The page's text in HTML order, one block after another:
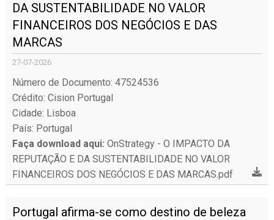
DA SUSTENTABILIDADE NO VALOR
FINANCEIROS DOS NEGÓCIOS E DAS
MARCAS
27-07-2026
Número de Documento: 47524536
Crédito: Cision Portugal
Cidade: Lisboa
País: Portugal
Faça download aqui: OnStrategy - O IMPACTO DA
REPUTAÇÃO E DA SUSTENTABILIDADE NO VALOR
FINANCEIROS DOS NEGÓCIOS E DAS MARCAS.pdf
Portugal afirma-se como destino de beleza